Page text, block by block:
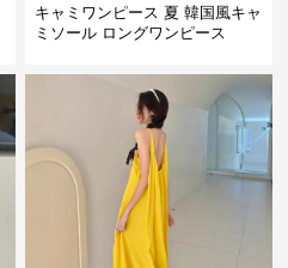
キャミワンピース 夏 韓国風キャ
ミソール ロングワンピース